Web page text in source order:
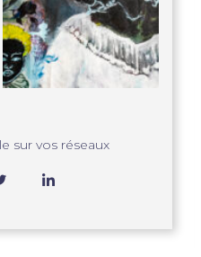
sur vos réseaux